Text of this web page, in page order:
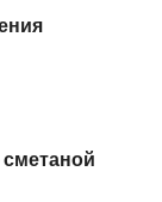
сметаной